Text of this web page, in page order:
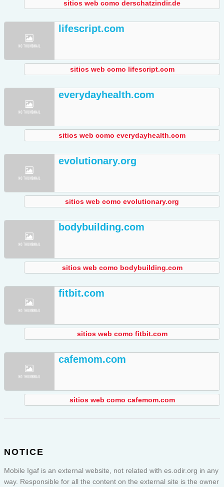
sitios web como derschatzindir.de
lifescript.com
sitios web como lifescript.com
everydayhealth.com
sitios web como everydayhealth.com
evolutionary.org
sitios web como evolutionary.org
bodybuilding.com
sitios web como bodybuilding.com
fitbit.com
sitios web como fitbit.com
cafemom.com
sitios web como cafemom.com
NOTICE
Mobile Igaf is an external website, not related with es.odir.org in any
way. Responsible for all the content on the external site is the owner